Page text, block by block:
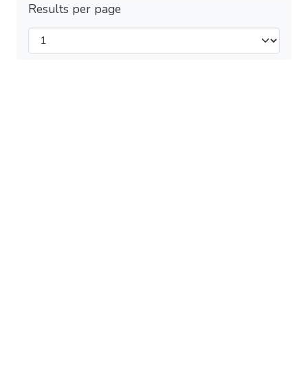
Results per page